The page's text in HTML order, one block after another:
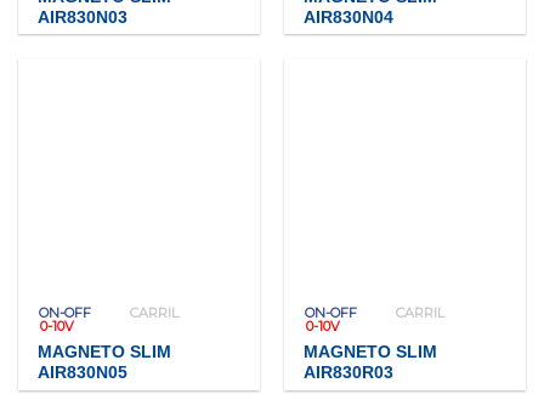
AIR830N03
AIR830N04
ON-OFF
CARRIL
0-10V
MAGNETO SLIM
AIR830N05
ON-OFF
CARRIL
0-10V
MAGNETO SLIM
AIR830R03